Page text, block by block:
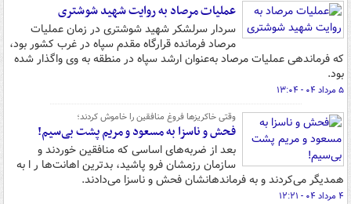
عملیات مرصاد به روایت شهید شوشتری
سردار سرلشکر شهید شوشتری در زمان عملیات
مرصاد فرمانده قرارگاه مقدم سپاه در غرب کشور بود،
که فرماندهی عملیات مرصاد به‌عنوان ارشد سپاه در منطقه به وی واگذار شده
بود.
۵ مرداد ۰۴ - ۱۳:۰۴
وقتی خاکریزها فروغ منافقین را خاموش کردند؛
فحش و ناسزا به مسعود و مریم پشت بی‌سیم!
بعد از ضربه‌های اساسی که منافقین خوردند و
سازمان رزمشان فرو پاشید، بدترین اهانت‌ها ر ا به
همدیگر می‌کردند و به فرماندهانشان فحش و ناسزا می‌دادند.
۴ مرداد ۰۴ - ۱۲:۲۱